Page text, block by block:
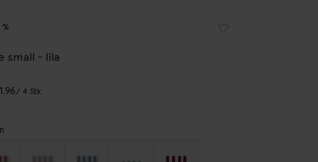
small - lila
/ 4 Stk.